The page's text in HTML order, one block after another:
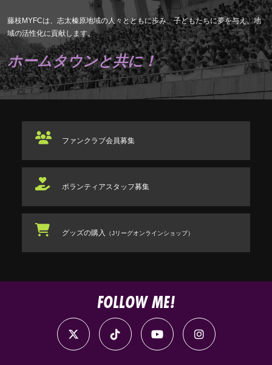
藤枝MYFCは、志太榛原地域の人々とともに歩み、子どもたちに夢を与え、地
域の活性化に貢献します。
ホームタウンと共に！
ファンクラブ会員募集
ボランティアスタッフ募集
グッズの購入 （Jリーグオンラインショップ）
FOLLOW ME!